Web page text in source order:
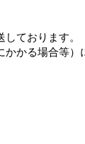
ております。
かる場合等